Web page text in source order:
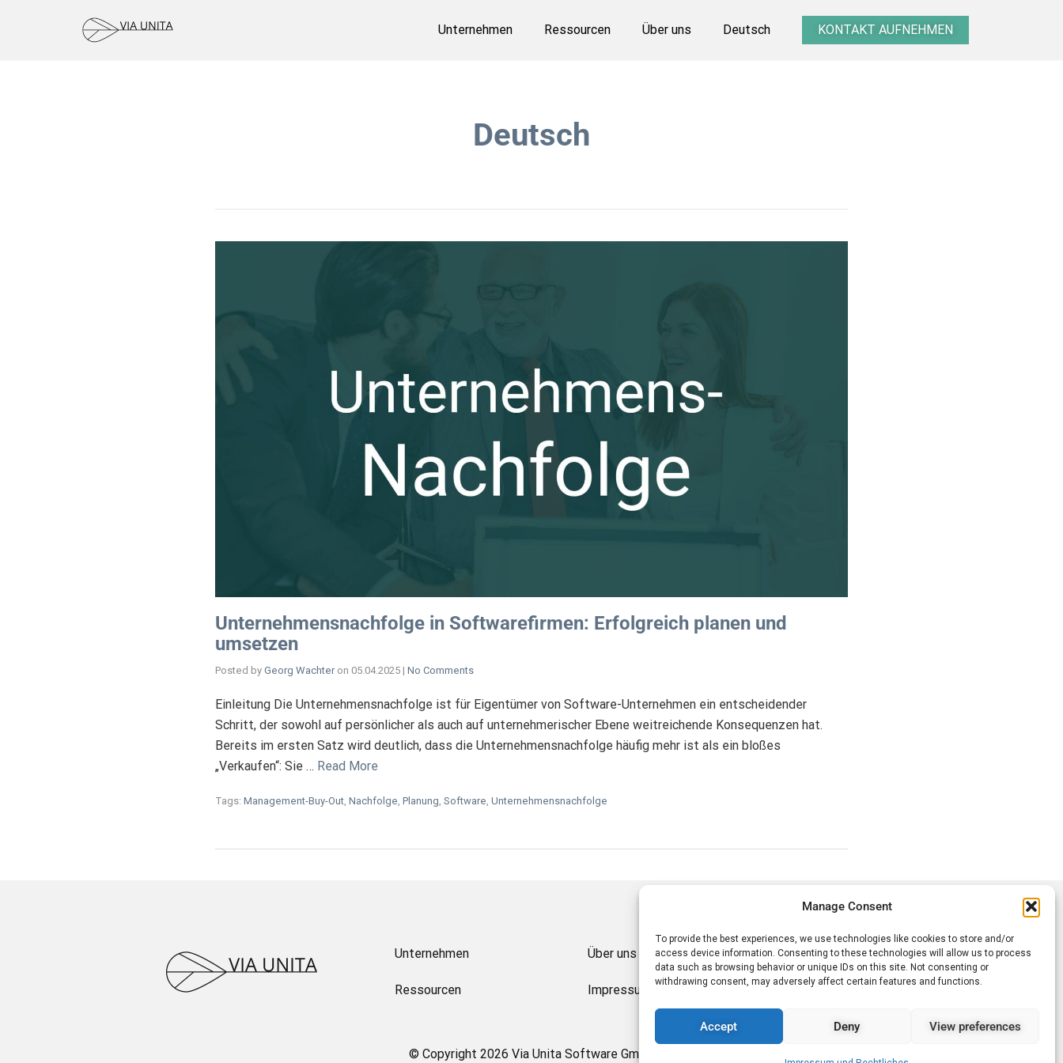
Manage Consent
To provide the best experiences, we use technologies like cookies to store and/or
access device information. Consenting to these technologies will allow us to process
data such as browsing behavior or unique IDs on this site. Not consenting or
withdrawing consent, may adversely affect certain features and functions.
Accept Deny View preferences
Unternehmen Ressourcen Über uns Deutsch KONTAKT AUFNEHMEN
Deutsch
Unternehmensnachfolge in Softwarefirmen: Erfolgreich planen und
umsetzen
Posted by Georg Wachter on 05.04.2025 | No Comments
Einleitung Die Unternehmensnachfolge ist für Eigentümer von Software-Unternehmen ein entscheidender
Schritt, der sowohl auf persönlicher als auch auf unternehmerischer Ebene weitreichende Konsequenzen hat.
Bereits im ersten Satz wird deutlich, dass die Unternehmensnachfolge häufig mehr ist als ein bloßes
„Verkaufen“: Sie … Read More
Tags: Management-Buy-Out Nachfolge Planung Software Unternehmensnachfolge
Unternehmen
Ressourcen
Über uns
Impressum und Rechtliches
KONTAKT
AUFNEHMEN
© Copyright 2026 Via Unita Software GmbH